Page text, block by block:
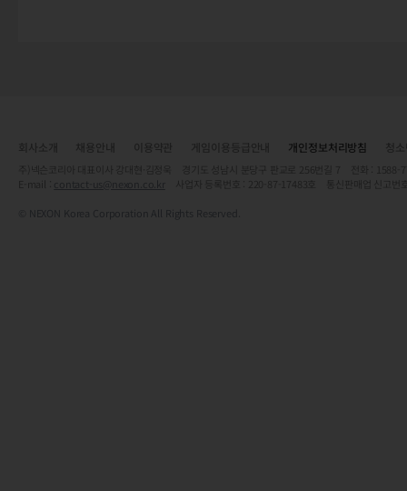
개인정보처리방침
contact-us@nexon.co.kr
© NEXON Korea Corporation All Rights Reserved.